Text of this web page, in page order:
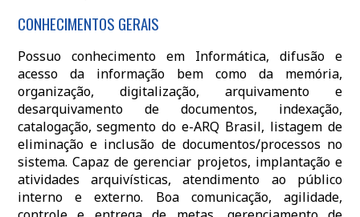
CONHECIMENTOS GERAIS
Possuo conhecimento em Informática, difusão e
acesso da informação bem como da memória,
organização, digitalização, arquivamento e
desarquivamento de documentos, indexação,
catalogação, segmento do e-ARQ Brasil, listagem de
eliminação e inclusão de documentos/processos no
sistema. Capaz de gerenciar projetos, implantação e
atividades arquivísticas, atendimento ao público
interno e externo. Boa comunicação, agilidade,